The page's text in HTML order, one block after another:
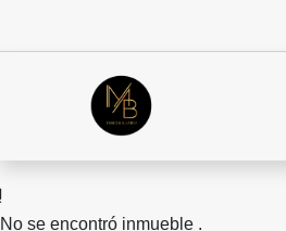
No se encontró inmueble .